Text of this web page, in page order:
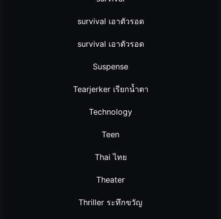
survival เอาตัวรอด
survival เอาตัวรอด
Suspense
Tearjerker เรียกน้ำตา
Technology
Teen
Thai ไทย
Theater
Thriller ระทึกขวัญ